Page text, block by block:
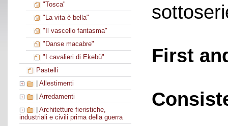
"Tosca"
"La vita è bella"
"Il vascello fantasma"
"Danse macabre"
"I cavalieri di Ekebù"
Pastelli
Allestimenti
Arredamenti
Architetture fieristiche,
industriali e civili prima della guerra
First